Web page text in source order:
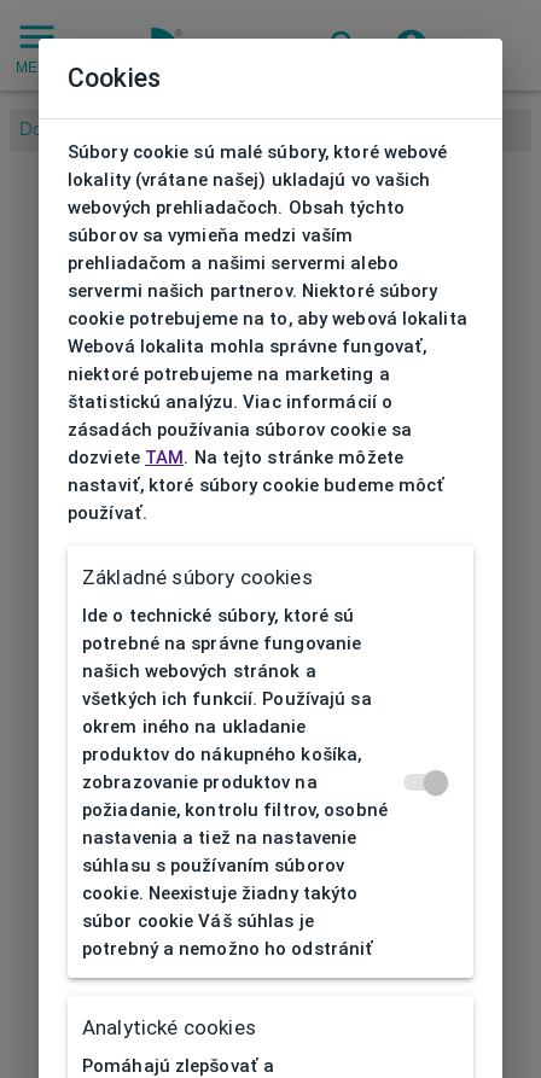
MENU
Domov
404| Nenájdené
Cookies
Súbory cookie sú malé súbory, ktoré webové
lokality (vrátane našej) ukladajú vo vašich
webových prehliadačoch. Obsah týchto
súborov sa vymieňa medzi vaším
prehliadačom a našimi servermi alebo
servermi našich partnerov. Niektoré súbory
cookie potrebujeme na to, aby webová lokalita
Webová lokalita mohla správne fungovať,
niektoré potrebujeme na marketing a
štatistickú analýzu. Viac informácií o
zásadách používania súborov cookie sa
dozviete TAM. Na tejto stránke môžete
nastaviť, ktoré súbory cookie budeme môcť
používať.
Základné súbory cookies
Ide o technické súbory, ktoré sú
potrebné na správne fungovanie
našich webových stránok a
všetkých ich funkcií. Používajú sa
okrem iného na ukladanie
produktov do nákupného košíka,
zobrazovanie produktov na
požiadanie, kontrolu filtrov, osobné
nastavenia a tiež na nastavenie
súhlasu s používaním súborov
cookie. Neexistuje žiadny takýto
súbor cookie Váš súhlas je
potrebný a nemožno ho odstrániť
Analytické cookies
Pomáhajú zlepšovať a